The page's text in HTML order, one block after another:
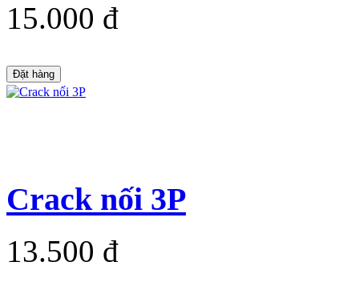
15.000 đ
Đặt hàng
Crack nối 3P
13.500 đ